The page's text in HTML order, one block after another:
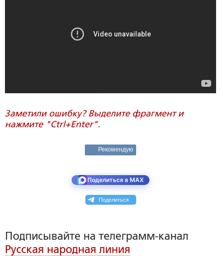
Заметили ошибку? Выделите фрагмент и
нажмите "Ctrl+Enter".
Рекомендую
Поделиться в MAX
Поделиться
Подписывайте на телеграмм-канал
Русская народная линия